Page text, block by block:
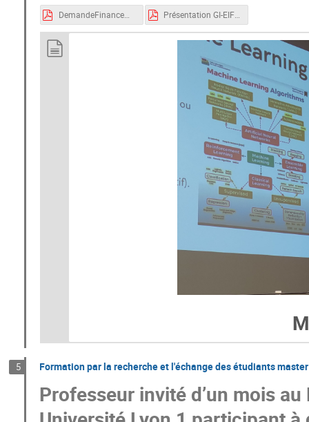
DemandeFinancementGIEIFEdition2024_Mauger_LMFA.pdf Présentation GI-EIF 11072024.pdf
5 Formation par la recherche et l'échange des étudiants
Professeur invité d’un mois